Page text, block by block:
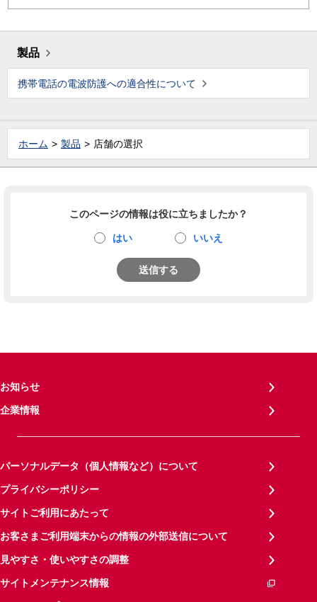
製品
携帯電話の電波防護への適合性について
ホーム 製品 店舗の選択
このページの情報は役に立ちましたか？
はい いいえ
送信する
お知らせ
企業情報
パーソナルデータ（個人情報など）について
プライバシーポリシー
サイトご利用にあたって
お客さまご利用端末からの情報の外部送信について
見やすさ・使いやすさの調整
サイトメンテナンス情報